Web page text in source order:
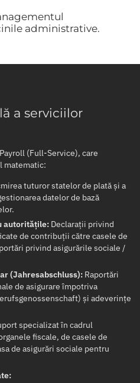
administrative.
a serviciilor
(Full-Service), care
matematic:
tuturor statelor de plată și a
datelor de bază
autoritățile: Declarații privind
de contribuții către casele de
privind asigurările sociale /
(Jahresabschluss): Raportări
de asigurare împotriva
și adeverințe
specializat în cadrul
fiscale, de casele de
de asigurări sociale pentru